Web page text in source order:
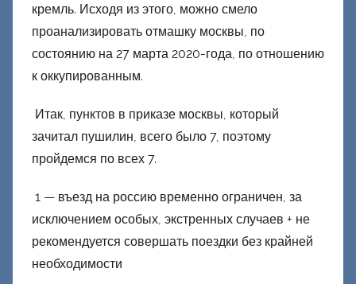
Д
о
н
к
и
кремль. Исходя из этого, можно смело
проанализировать отмашку москвы, по
состоянию на 27 марта 2020-года, по отношению
к оккупированным.
Итак, пунктов в приказе москвы, который
зачитал пушилин, всего было 7, поэтому
пройдемся по всех 7.
1 — въезд на россию временно ограничен, за
исключением особых, экстренных случаев + не
рекомендуется совершать поездки без крайней
необходимости